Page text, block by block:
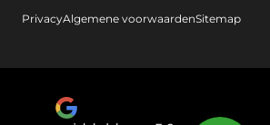
PrivacyAlgemene voorwaardenSitemap